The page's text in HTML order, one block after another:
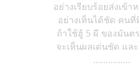
อย่างเรียบร้อยส่งเข้า
อย่างเห็นได้ชัด คน
ถ้าใช้ฮู้ 5 ผี ของมันต
จะเห็นผลเด่นชัด และ
...............